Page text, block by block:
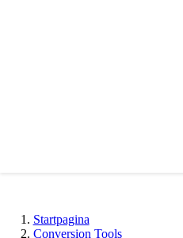
Startpagina
Conversion Tools